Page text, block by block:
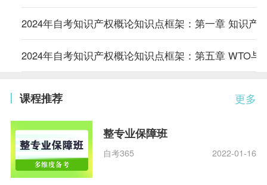
2024年自考知识产权概论知识点框架：第一章 知识产
2024年自考知识产权概论知识点框架：第五章 WTO与
更多
课程推荐
整专业保障班
自考365 2022-01-16